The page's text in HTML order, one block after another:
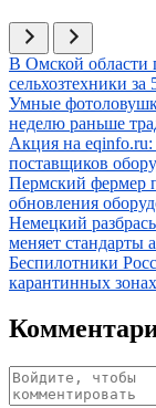
Иллюстрация
В Омской области
сельхозтехники
Иллюстрация
Умные
неделю раньше
Иллюстрация
Акция на eqinfo.ru:
поставщиков
Иллюстрация
Пермский фермер
обновления
Иллюстрация
Немецкий
меняет стандарты
Иллюстрация
Беспилотники
карантинных